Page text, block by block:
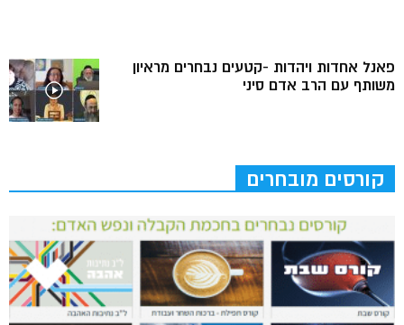
פאנל אחדות ויהדות -קטעים נבחרים מראיון
משותף עם הרב אדם סיני
קורסים מובחרים